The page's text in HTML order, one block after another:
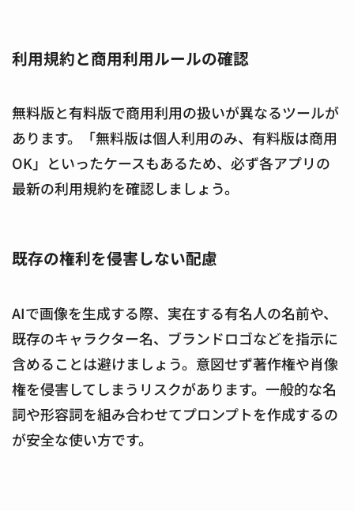
利用規約と商用利用ルールの確認
無料版と有料版で商用利用の扱いが異なるツールが
あります。「無料版は個人利用のみ、有料版は商用
OK」といったケースもあるため、必ず各アプリの
最新の利用規約を確認しましょう。
既存の権利を侵害しない配慮
AIで画像を生成する際、実在する有名人の名前や、
既存のキャラクター名、ブランドロゴなどを指示に
含めることは避けましょう。意図せず著作権や肖像
権を侵害してしまうリスクがあります。一般的な名
詞や形容詞を組み合わせてプロンプトを作成するの
が安全な使い方です。